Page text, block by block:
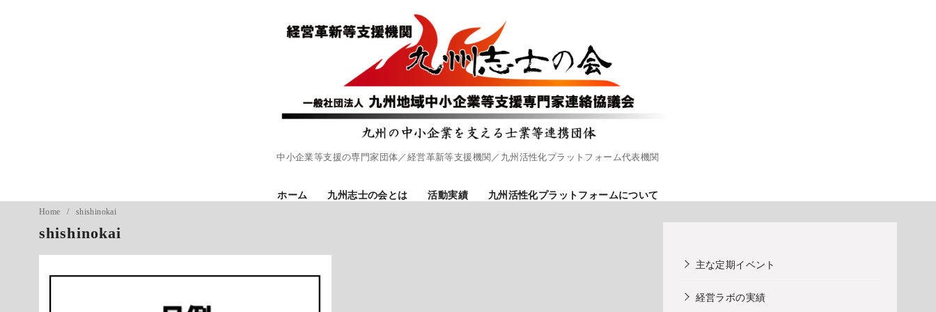
中小企業等支援の専門家団体／経営革新等支援機関／九州活性化プラットフォーム代表機関
ホーム 九州志士の会とは 活動実績 九州活性化プラットフォームについて
Home shishinokai
shishinokai
主な定期イベント
経営ラボの実績